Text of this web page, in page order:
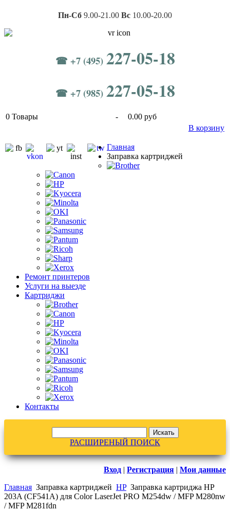
Пн-Сб 9.00-21.00 Вс 10.00-20.00
☎ +7 (495) 227-05-18
☎ +7 (985) 227-05-18
0 Товары -
0.00 руб
В корзину
Главная
Заправка картриджей
Ремонт принтеров
Услуги на выезде
Картриджи
Контакты
РАСШИРЕНЫЙ ПОИСК
Вход | Регистрация | Мои данные
Главная Заправка картриджей HP Заправка картриджа HP
203A (CF541A) для Color LaserJet PRO M254dw / MFP M280nw
/ MFP M281fdn